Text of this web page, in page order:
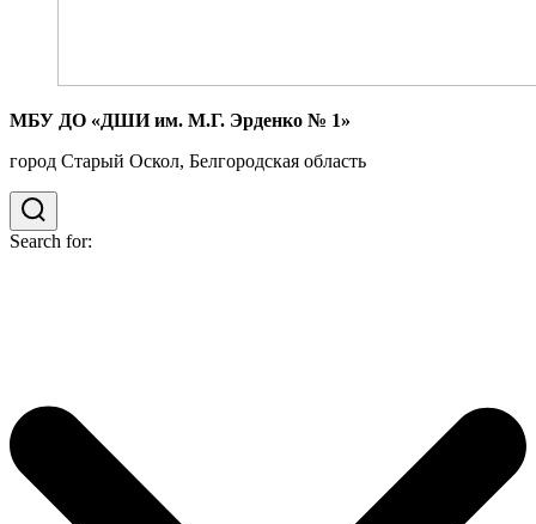
МБУ ДО «ДШИ им. М.Г. Эрденко № 1»
город Старый Оскол, Белгородская область
Search for: